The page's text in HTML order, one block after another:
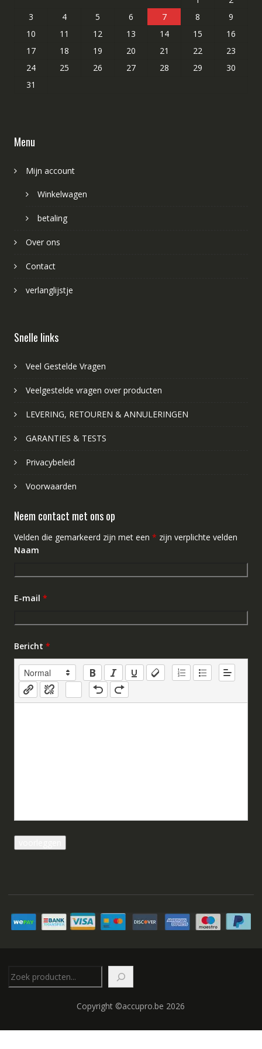
3
4 5 6 7 8
9
10
11 12 13 14 15
16
17
18 19 20 21 22
23
24
25 26 27 28 29
30
31
Menu
Mijn account
Winkelwagen
betaling
Over ons
Contact
verlanglijstje
Snelle links
Veel Gestelde Vragen
Veelgestelde vragen over producten
LEVERING, RETOUREN & ANNULERINGEN
GARANTIES & TESTS
Privacybeleid
Voorwaarden
Neem contact met ons op
Velden die gemarkeerd zijn met een * zijn verplichte velden
Naam
E-mail *
Bericht *
Copyright ©accupro.be 2026